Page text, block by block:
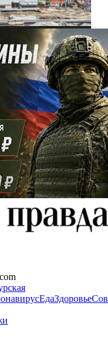
ЕдаЗдоровье